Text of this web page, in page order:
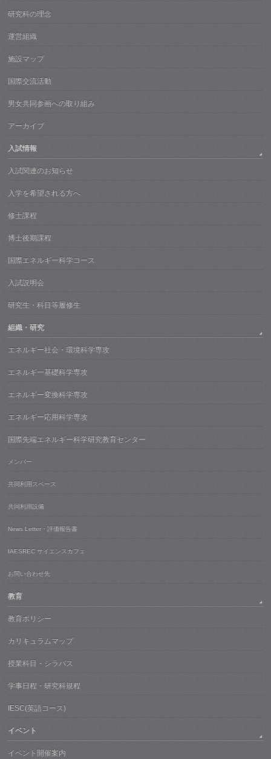
研究科の理念
運営組織
施設マップ
国際交流活動
男女共同参画への取り組み
アーカイブ
入試情報
入試関連のお知らせ
入学を希望される方へ
修士課程
博士後期課程
国際エネルギー科学コース
入試説明会
研究生・科目等履修生
組織・研究
エネルギー社会・環境科学専攻
エネルギー基礎科学専攻
エネルギー変換科学専攻
エネルギー応用科学専攻
国際先端エネルギー科学研究教育センター
メンバー
共同利用スペース
共同利用設備
News Letter・評価報告書
IAESREC サイエンスカフェ
お問い合わせ先
教育
教育ポリシー
カリキュラムマップ
授業科目・シラバス
学事日程・研究科規程
IESC(英語コース)
イベント
イベント開催案内